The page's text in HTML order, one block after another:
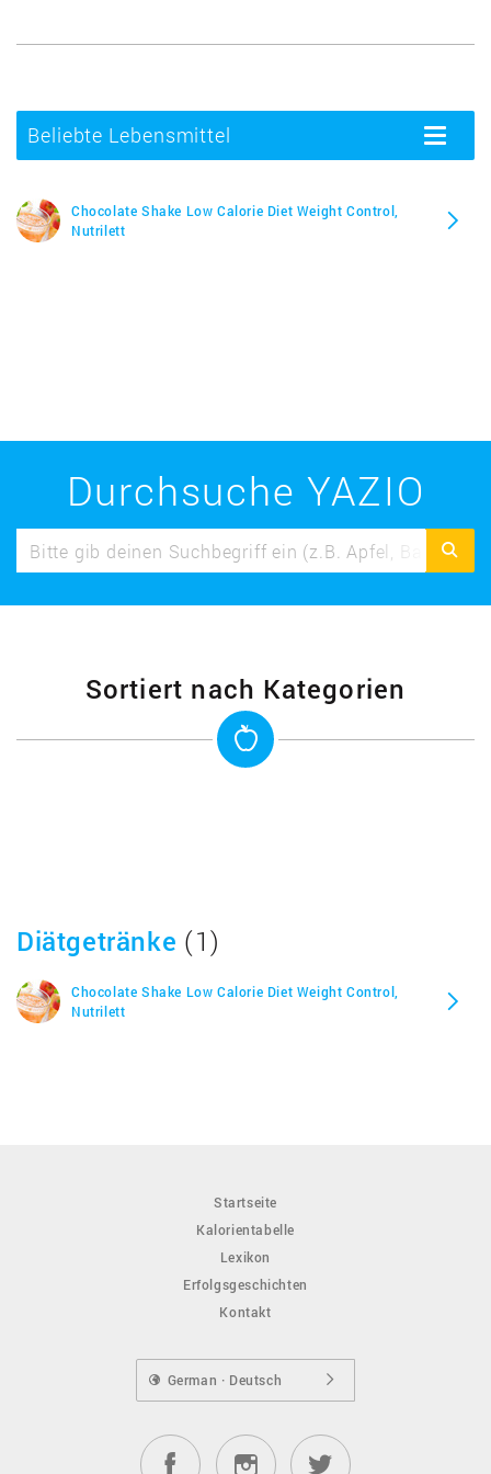
Beliebte Lebensmittel
Toggle
Chocolate Shake Low Calorie Diet Weight Control,
Nutrilett
Durchsuche YAZIO
Sortiert nach Kategorien
Diätgetränke (1)
Chocolate Shake Low Calorie Diet Weight Control,
Nutrilett
Startseite
Kalorientabelle
Lexikon
Erfolgsgeschichten
Kontakt
German · Deutsch